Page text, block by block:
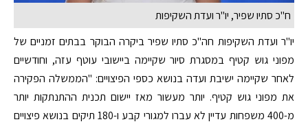
ח"כ סתיו שפיר, יו"ר ועדת השקיפות
יו"ר ועדת השקיפות חה"כ סתיו שפיר ביקרה הבוקר בבתים זמניים של
מפוני גוש קטיף במסגרת סיור שקיימה ביישובי עוטף עזה, וחודשיים
לאחר שקיימה ישיבת ועדה בנושא כספי הפיצויים: "הממשלה הפקירה
את מפוני גוש קטיף. יותר מעשור מאז יישום תכנית ההתנתקות יותר
מ-400 משפחות עדיין לא עברו למגורי קבע ו-180 תיקים בנושא פיצויים